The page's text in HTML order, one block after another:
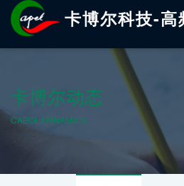
卡博尔科技-高
卡博尔动态
CABOL DYNAMICS